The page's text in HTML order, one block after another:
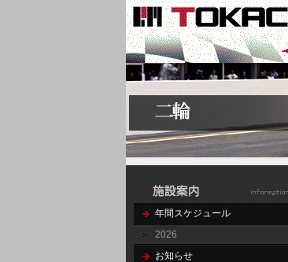
年間スケジュール
2026
お知らせ